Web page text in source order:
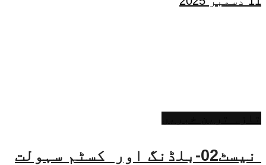
نیسٹ02-بلڈنگ اور کسٹم سہولت